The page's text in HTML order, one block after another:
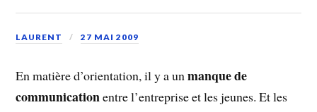
LAURENT 27 MAI 2009
En matière d’orientation, il y a unmanque de
communicationentre l’entreprise et les jeunes. Et les